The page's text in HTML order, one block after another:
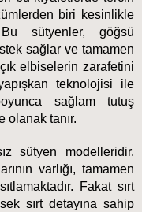
biri kesinlikle
sütyenler, göğsü
sağlar ve tamamen
elbiselerin zarafetini
teknolojisi ile
sağlam tutuş
olanak tanır.
sütyen modelleridir.
varlığı, tamamen
Fakat sırt
sırt detayına sahip